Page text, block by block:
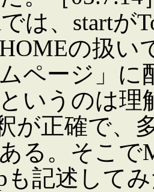
は、startが
の扱い
ムページ」
いうのは理
が正確で、
る。そこで
も記述して